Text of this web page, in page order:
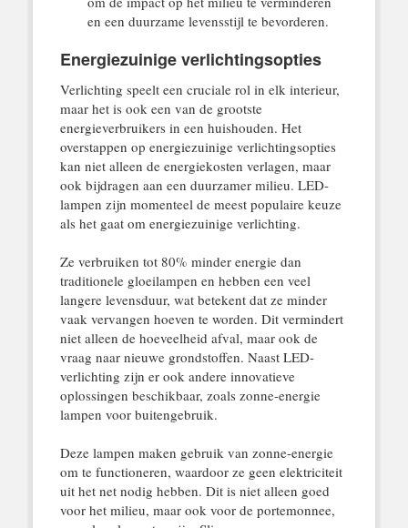
en een duurzame levensstijl te bevorderen.
Energiezuinige verlichtingsopties
Verlichting speelt een cruciale rol in elk interieur,
maar het is ook een van de grootste
energieverbruikers in een huishouden. Het
overstappen op energiezuinige verlichtingsopties
kan niet alleen de energiekosten verlagen, maar
ook bijdragen aan een duurzamer milieu. LED-
lampen zijn momenteel de meest populaire keuze
als het gaat om energiezuinige verlichting.
Ze verbruiken tot 80% minder energie dan
traditionele gloeilampen en hebben een veel
langere levensduur, wat betekent dat ze minder
vaak vervangen hoeven te worden. Dit vermindert
niet alleen de hoeveelheid afval, maar ook de
vraag naar nieuwe grondstoffen. Naast LED-
verlichting zijn er ook andere innovatieve
oplossingen beschikbaar, zoals zonne-energie
lampen voor buitengebruik.
Deze lampen maken gebruik van zonne-energie
om te functioneren, waardoor ze geen elektriciteit
uit het net nodig hebben. Dit is niet alleen goed
voor het milieu, maar ook voor de portemonnee,